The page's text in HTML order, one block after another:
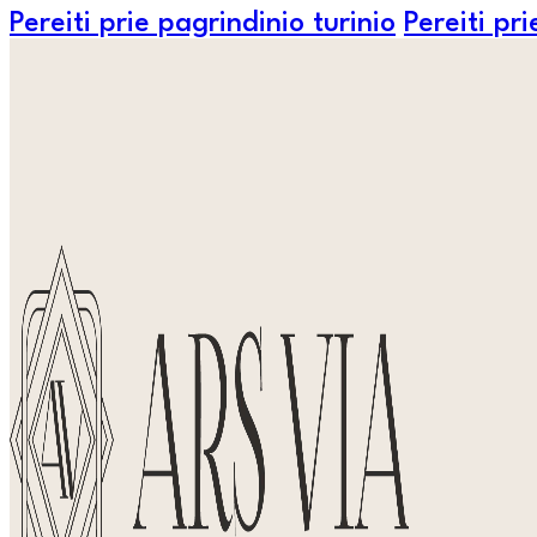
Pereiti prie pagrindinio turinio Pereiti